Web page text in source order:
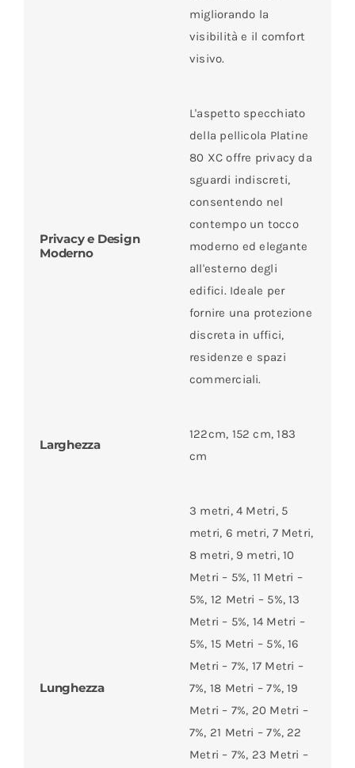
migliorando la
visibilità e il comfort
visivo.
Privacy e Design
Moderno
L'aspetto specchiato
della pellicola Platine
80 XC offre privacy da
sguardi indiscreti,
consentendo nel
contempo un tocco
moderno ed elegante
all'esterno degli
edifici. Ideale per
fornire una protezione
discreta in uffici,
residenze e spazi
commerciali.
Larghezza
122cm, 152 cm, 183
cm
Lunghezza
3 metri, 4 Metri, 5
metri, 6 metri, 7 Metri,
8 metri, 9 metri, 10
Metri – 5%, 11 Metri –
5%, 12 Metri – 5%, 13
Metri – 5%, 14 Metri –
5%, 15 Metri – 5%, 16
Metri – 7%, 17 Metri –
7%, 18 Metri – 7%, 19
Metri – 7%, 20 Metri –
7%, 21 Metri – 7%, 22
Metri – 7%, 23 Metri –